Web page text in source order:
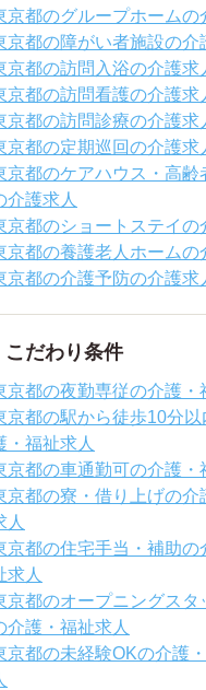
京都のグループホームの
京都の障がい者施設の介
京都の訪問入浴の介護求
京都の訪問看護の介護求
京都の訪問診療の介護求
京都の定期巡回の介護求
京都のケアハウス・高齢
介護求人
京都のショートステイの
京都の養護老人ホームの
京都の介護予防の介護求
こだわり条件
京都の夜勤専従の介護・
京都の駅から徒歩10分以
・福祉求人
京都の車通勤可の介護・
京都の寮・借り上げの介
人
京都の住宅手当・補助の
求人
京都のオープニングスタ
介護・福祉求人
京都の未経験OKの介護